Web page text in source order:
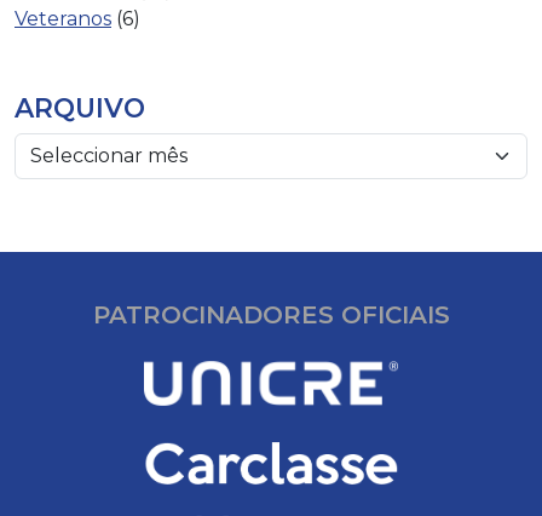
Veteranos (6)
ARQUIVO
PATROCINADORES OFICIAIS